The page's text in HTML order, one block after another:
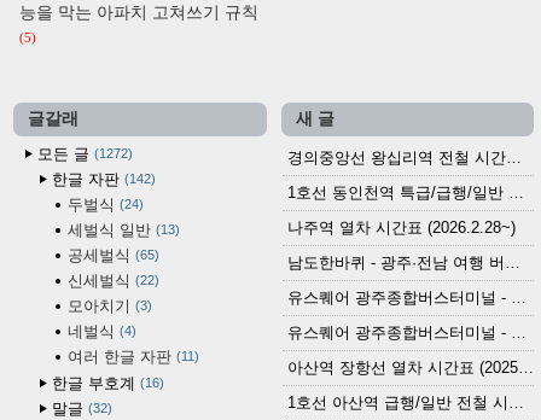
능을 막는 아파치 고쳐쓰기 규칙
(5)
글갈래
모든 글
1272
한글 자판 142
두벌식 24
세벌식 일반 13
공세벌식 65
신세벌식 22
모아치기 3
네벌식 4
여러 한글 자판 11
한글 부호계 16
말글 32
새 글
경의중앙선 왕십리역 전철 시간표 (2026.4.20~)
1호선 동인천역 특급/급행/일반 전철 시간표 (2026.2.28~)
나주역 열차 시간표 (2026.2.28~)
남도한바퀴 - 광주·전남 여행 버스 노선 (2026.3.1~5.31)
유스퀘어 광주종합버스터미널 - 곡성,순천／화순,보성,율포 방면 시외버스 시간표 (2026.1.31)
유스퀘어 광주종합버스터미널 - 담양, 순창, 남원, 무주, 장수, 거창, 대구 방면 시외버스 시간표 (2026...
아산역 장항선 열차 시간표 (2025.12.30 기준) (무궁화호, ITX-마음, 새마을호, 서해금빛열차)
1호선 아산역 급행/일반 전철 시간표 (2025.12.30~)